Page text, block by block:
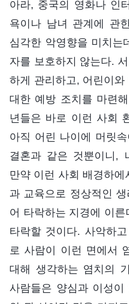
아라, 중국의 영화나 인
욕이나 남녀 관계에 관
심각한 악영향을 미치는
자를 보호하지 않는다.
하게 관리하고, 어린이
대한 예방 조치를 마련
년들은 바로 이런 사회
아직 어린 나이에 머릿
결혼과 같은 것뿐이니,
만약 이런 사회 배경하
과 교육으로 정상적인
어 타락하는 지경에 이
타락할 것이다. 사악하
로 사람이 이런 면에서
대해 생각하는 염치의
사람들은 양심과 이성